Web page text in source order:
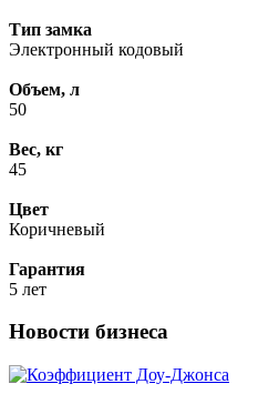
Тип замка
Электронный кодовый
Объем, л
50
Вес, кг
45
Цвет
Коричневый
Гарантия
5 лет
Новости бизнеса